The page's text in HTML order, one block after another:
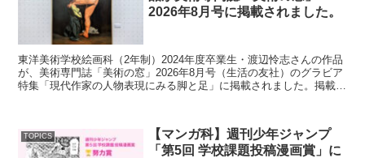
2026年8月号に掲載されました。
東洋美術学校絵画科（2年制）2024年度卒業生・渡辺怜志さんの作品
が、美術専門誌「美術の窓」2026年8月号（生活の友社）のグラビア
特集「現代作家の人物表現にみる脚と足」に掲載されました。掲載作
TOPICS
【マンガ科】週刊少年ジャンプ
「第5回 学校課題投稿漫画賞」に